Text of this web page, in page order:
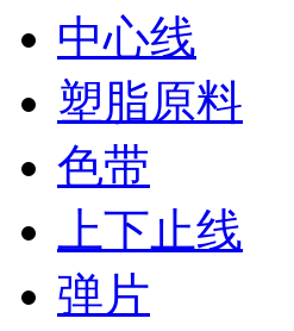
中心线
塑脂原料
色带
上下止线
弹片